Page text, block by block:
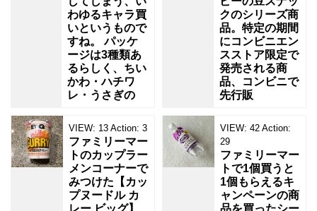
わゆるキャラ買
いというもので
すね。 パッケ
ージは3種類あ
るらしく、ちい
かわ・ハチワ
レ・うさぎの
クのシリーズ商
品。特定の期間
にコンビニエン
スストア限定で
発売される商
品、コンビニで
先行販
VIEW: 13 Action: 3
ファミリーマー
トのカップラー
メンコーナーで
みつけた【カッ
プヌードル カ
VIEW: 42 Action:
29
ファミリーマー
トで1個買うと
1個もらえるキ
ャンペーンの商